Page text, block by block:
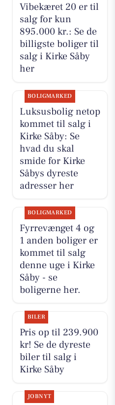
Vibekæret 20 er til
salg for kun
895.000 kr.: Se de
billigste boliger til
salg i Kirke Såby
her
BOLIGMARKED
Luksusbolig netop
kommet til salg i
Kirke Såby: Se
hvad du skal
smide for Kirke
Såbys dyreste
adresser her
BOLIGMARKED
Fyrrevænget 4 og
1 anden boliger er
kommet til salg
denne uge i Kirke
Såby - se
boligerne her.
BILER
Pris op til 239.900
kr! Se de dyreste
biler til salg i
Kirke Såby
JOBNYT